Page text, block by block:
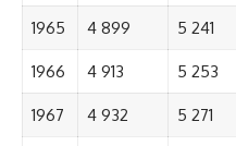
1965 4 899 5 241
1966 4 913 5 253
1967 4 932 5 271